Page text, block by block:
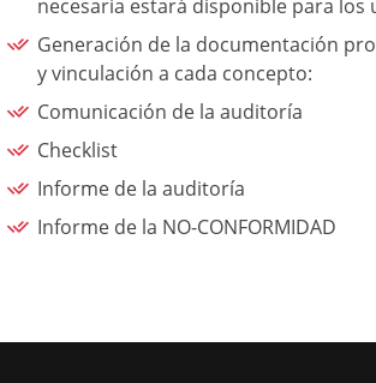
necesaria estará disponible para los
Generación de la documentación
y vinculación a cada concepto:
Comunicación de la auditoría
Checklist
Informe de la auditoría
Informe de la NO-CONFORMIDAD